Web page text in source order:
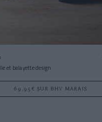
et balayette design
69,95€ SUR BHV MARAIS